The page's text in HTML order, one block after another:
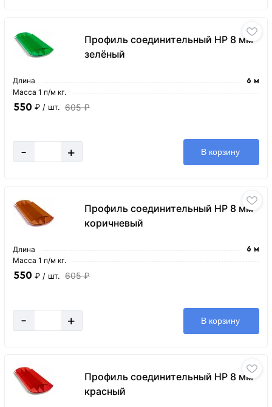
Профиль соединительный HP 8 мм
зелёный
Длина 6 м
Масса 1 п/м кг.
550 ₽ / шт. 605 ₽
- + В корзину
Профиль соединительный HP 8 мм
коричневый
Длина 6 м
Масса 1 п/м кг.
550 ₽ / шт. 605 ₽
- + В корзину
Профиль соединительный HP 8 мм
красный